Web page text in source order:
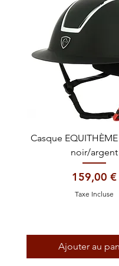
Casque
noir/argent
Prix
159,00 €
Taxe Incluse
Ajouter au